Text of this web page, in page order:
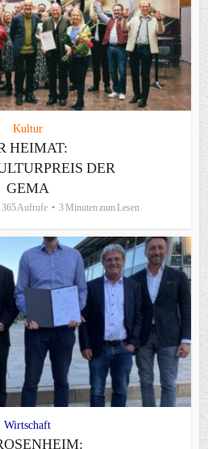
Kultur
HEIMAT:
DER
GEMA
365 Aufrufe 3 Minuten zum Lesen
Wirtschaft